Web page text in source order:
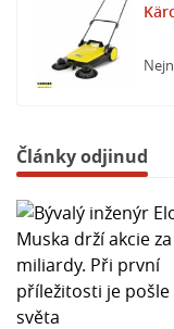
Články odjinud